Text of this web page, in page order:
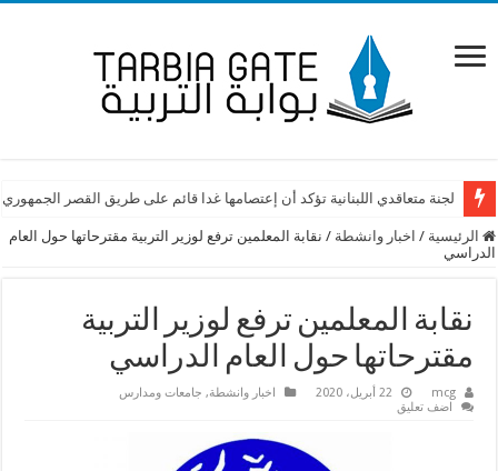
لجنة متعاقدي اللبنانية تؤكد أن إعتصامها غدا قائم على طريق القصر الجمهوري
الرئيسية / اخبار وانشطة / نقابة المعلمين ترفع لوزير التربية مقترحاتها حول العام
الدراسي
نقابة المعلمين ترفع لوزير التربية
مقترحاتها حول العام الدراسي
mcg 22 أبريل، 2020 اخبار وانشطة, جامعات ومدارس
اضف تعليق